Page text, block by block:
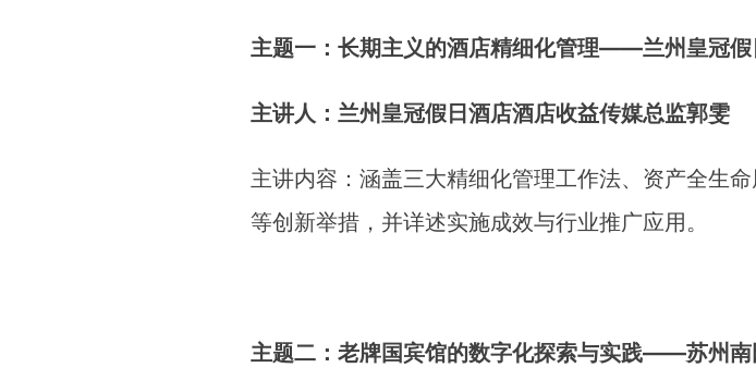
主题一：长期主义的酒店精细化管理——兰州皇冠假
主讲人：兰州皇冠假日酒店酒店收益传媒总监郭雯
主讲内容：涵盖三大精细化管理工作法、资产全生
等创新举措，并详述实施成效与行业推广应用。
主题二：老牌国宾馆的数字化探索与实践——苏州南